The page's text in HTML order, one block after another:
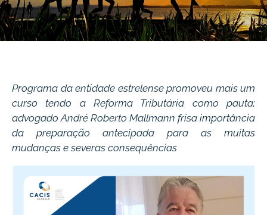
Programa da entidade estrelense promoveu mais um
curso tendo a Reforma Tributária como pauta;
advogado André Roberto Mallmann frisa importância
da preparação antecipada para as muitas
mudanças e severas consequências